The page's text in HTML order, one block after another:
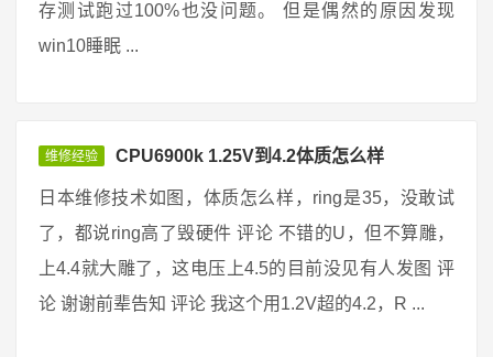
存测试跑过100%也没问题。 但是偶然的原因发现
win10睡眠 ...
维修经验 CPU6900k 1.25V到4.2体质怎么样
日本维修技术如图，体质怎么样，ring是35，没敢试
了，都说ring高了毁硬件 评论 不错的U，但不算雕，
上4.4就大雕了，这电压上4.5的目前没见有人发图 评
论 谢谢前辈告知 评论 我这个用1.2V超的4.2，R ...